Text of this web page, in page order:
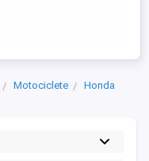
Motociclete
Honda